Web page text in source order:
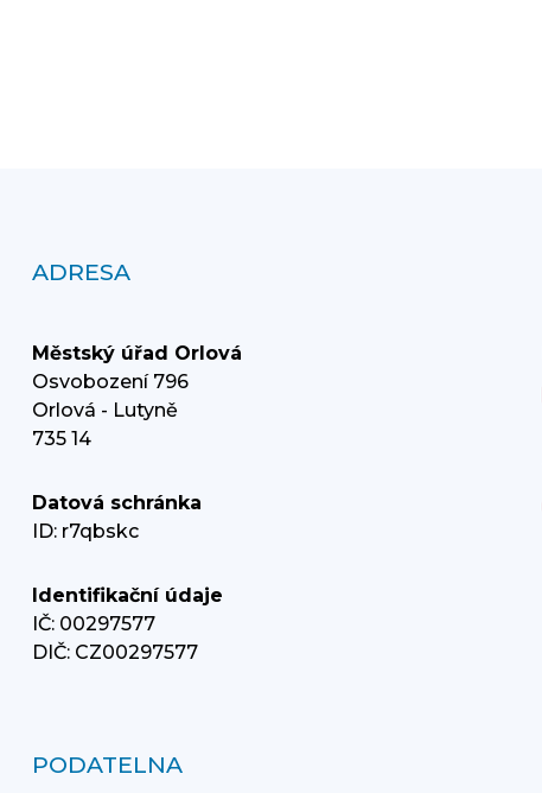
ADRESA
Městský úřad Orlová
Osvobození 796
Orlová - Lutyně
735 14
Datová schránka
ID: r7qbskc
Identifikační údaje
IČ: 00297577
DIČ: CZ00297577
PODATELNA